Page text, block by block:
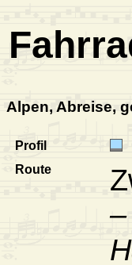
Alpen, Abreise,
Profil
Route